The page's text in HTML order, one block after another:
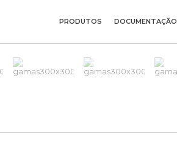
PRODUTOS DOCUMENTAÇÃO